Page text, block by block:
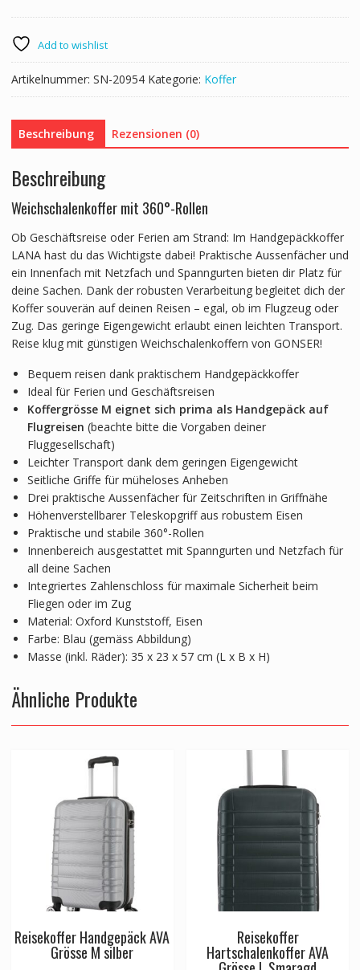
blau
Menge
Add to wishlist
Artikelnummer: SN-20954 Kategorie: Koffer
Beschreibung Rezensionen (0)
Beschreibung
Weichschalenkoffer mit 360°-Rollen
Ob Geschäftsreise oder Ferien am Strand: Im Handgepäckkoffer
LANA hast du das Wichtigste dabei! Praktische Aussenfächer und
ein Innenfach mit Netzfach und Spanngurten bieten dir Platz für
deine Sachen. Dank der robusten Verarbeitung begleitet dich der
Koffer souverän auf deinen Reisen – egal, ob im Flugzeug oder
Zug. Das geringe Eigengewicht erlaubt einen leichten Transport.
Reise klug mit günstigen Weichschalenkoffern von GONSER!
Bequem reisen dank praktischem Handgepäckkoffer
Ideal für Ferien und Geschäftsreisen
Koffergrösse M eignet sich prima als Handgepäck auf
Flugreisen (beachte bitte die Vorgaben deiner
Fluggesellschaft)
Leichter Transport dank dem geringen Eigengewicht
Seitliche Griffe für müheloses Anheben
Drei praktische Aussenfächer für Zeitschriften in Griffnähe
Höhenverstellbarer Teleskopgriff aus robustem Eisen
Praktische und stabile 360°-Rollen
Innenbereich ausgestattet mit Spanngurten und Netzfach für
all deine Sachen
Integriertes Zahlenschloss für maximale Sicherheit beim
Fliegen oder im Zug
Material: Oxford Kunststoff, Eisen
Farbe: Blau (gemäss Abbildung)
Masse (inkl. Räder): 35 x 23 x 57 cm (L x B x H)
Ähnliche Produkte
Reisekoffer Handgepäck AVA
Grösse M silber
Reisekoffer
Hartschalenkoffer AVA